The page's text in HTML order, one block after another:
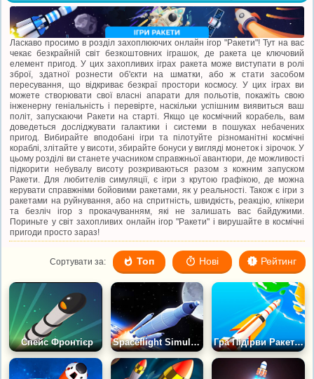
Ласкаво просимо в розділ захоплюючих онлайн ігор "Ракети"! Тут на вас
чекає безкрайній світ безкоштовних іграшок, де ракета це ключовий
елемент пригод. У цих захопливих іграх ракета може виступати в ролі
зброї, здатної рознести об'єкти на шматки, або ж стати засобом
пересування, що відкриває безкраї простори космосу. У цих іграх ви
можете створювати свої власні апарати для польотів, покажіть свою
інженерну геніальність і перевірте, наскільки успішним виявиться ваш
політ, запускаючи Ракети на старті. Якщо це космічний корабель, вам
доведеться досліджувати галактики і системи в пошуках небачених
пригод. Вибирайте вподобані ігри та пілотуйте різноманітні космічні
кораблі, злітайте у висоти, збирайте бонуси у вигляді монеток і зірочок. У
цьому розділі ви станете учасником справжньої авантюри, де можливості
підкорити небувалу висоту розкриваються разом з кожним запуском
Ракети. Для любителів симуляції, є ігри з крутою графікою, де можна
керувати справжніми бойовими ракетами, як у реальності. Також є ігри з
ракетами на руйнування, або на спритність, швидкість, реакцію, клікери
та безліч ігор з прокачуванням, які не залишать вас байдужими.
Пориньте у світ захопливих онлайн ігор "Ракети" і вирушайте в космічні
пригоди просто зараз!
Сортувати за: Топ Нові Рейтинг
Спейс Фронтієр Spaceflight Simulator Гра Підірви Ракету: Руйнування Планет у Космосі 3Д